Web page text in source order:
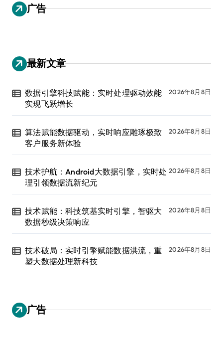
广告
最新文章
数据引擎科技赋能：实时处理驱动效能
实现飞跃增长
2026年8月8日
算法赋能数据驱动，实时响应雕琢极致
客户服务新体验
2026年8月8日
技术护航：Android大数据引擎，实时处
理引领数据流新纪元
2026年8月8日
技术赋能：科技筑基实时引擎，智驱大
数据秒级决策响应
2026年8月8日
技术破局：实时引擎赋能数据洪流，重
塑大数据处理新科技
2026年8月8日
广告